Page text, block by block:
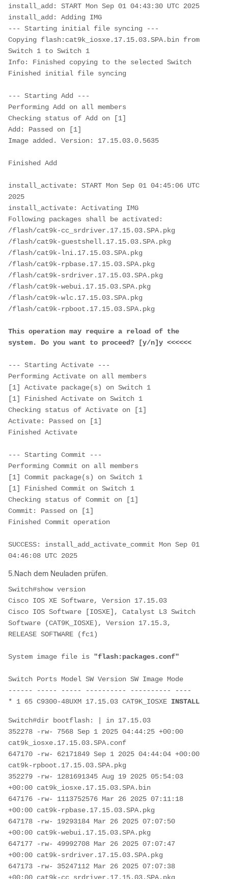
install_add: START Mon Sep 01 04:43:30 UTC 2025
install_add: Adding IMG
--- Starting initial file syncing ---
Copying flash:cat9k_iosxe.17.15.03.SPA.bin from
Switch 1 to Switch 1
Info: Finished copying to the selected Switch
Finished initial file syncing
--- Starting Add ---
Performing Add on all members
Checking status of Add on [1]
Add: Passed on [1]
Image added. Version: 17.15.03.0.5635
Finished Add
install_activate: START Mon Sep 01 04:45:06 UTC
2025
install_activate: Activating IMG
Following packages shall be activated:
/flash/cat9k-cc_srdriver.17.15.03.SPA.pkg
/flash/cat9k-guestshell.17.15.03.SPA.pkg
/flash/cat9k-lni.17.15.03.SPA.pkg
/flash/cat9k-rpbase.17.15.03.SPA.pkg
/flash/cat9k-srdriver.17.15.03.SPA.pkg
/flash/cat9k-webui.17.15.03.SPA.pkg
/flash/cat9k-wlc.17.15.03.SPA.pkg
/flash/cat9k-rpboot.17.15.03.SPA.pkg
This operation may require a reload of the
system. Do you want to proceed? [y/n]y <<<<<<
--- Starting Activate ---
Performing Activate on all members
[1] Activate package(s) on Switch 1
[1] Finished Activate on Switch 1
Checking status of Activate on [1]
Activate: Passed on [1]
Finished Activate
--- Starting Commit ---
Performing Commit on all members
[1] Commit package(s) on Switch 1
[1] Finished Commit on Switch 1
Checking status of Commit on [1]
Commit: Passed on [1]
Finished Commit operation
SUCCESS: install_add_activate_commit Mon Sep 01
04:46:08 UTC 2025
5.Nach dem Neuladen prüfen.
Switch#show version
Cisco IOS XE Software, Version 17.15.03
Cisco IOS Software [IOSXE], Catalyst L3 Switch
Software (CAT9K_IOSXE), Version 17.15.3,
RELEASE SOFTWARE (fc1)
System image file is "flash:packages.conf"
Switch Ports Model SW Version SW Image Mode
------ ----- ----- ---------- ---------- ----
* 1 65 C9300-48UXM 17.15.03 CAT9K_IOSXE INSTALL
Switch#dir bootflash: | in 17.15.03
352278 -rw- 7568 Sep 1 2025 04:44:25 +00:00
cat9k_iosxe.17.15.03.SPA.conf
647170 -rw- 62171849 Sep 1 2025 04:44:04 +00:00
cat9k-rpboot.17.15.03.SPA.pkg
352279 -rw- 1281691345 Aug 19 2025 05:54:03
+00:00 cat9k_iosxe.17.15.03.SPA.bin
647176 -rw- 1113752576 Mar 26 2025 07:11:18
+00:00 cat9k-rpbase.17.15.03.SPA.pkg
647178 -rw- 19293184 Mar 26 2025 07:07:50
+00:00 cat9k-webui.17.15.03.SPA.pkg
647177 -rw- 49992708 Mar 26 2025 07:07:47
+00:00 cat9k-srdriver.17.15.03.SPA.pkg
647173 -rw- 35247112 Mar 26 2025 07:07:38